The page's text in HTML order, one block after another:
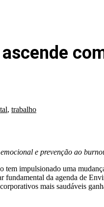
, trabalho
e prevenção ao
impulsionado uma
fundamental da agenda de
mais saudáveis